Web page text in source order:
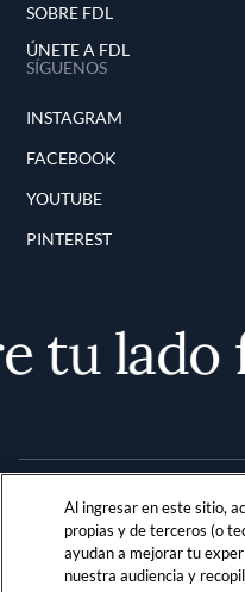
SOBRE FDL
ÚNETE A FDL
SÍGUENOS
INSTAGRAM
FACEBOOK
YOUTUBE
PINTEREST
lado
Terms and
Al ingresar en este sitio,
propias y de terceros (o
ayudan a mejorar tu
nuestra audiencia y